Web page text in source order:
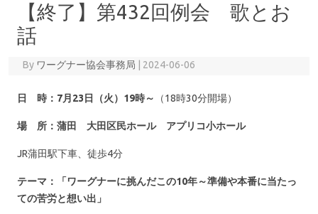
【終了】第432回例会 歌とお
話
By ワーグナー協会事務局 2024-06-06
日 時：7月23日（火）19時～ （18時30分開場）
場 所：蒲田 大田区民ホール アプリコ小ホール
JR蒲田駅下車、徒歩4分
テーマ：「ワーグナーに挑んだこの10年～準備や本番に当たっ
ての苦労と想い出」